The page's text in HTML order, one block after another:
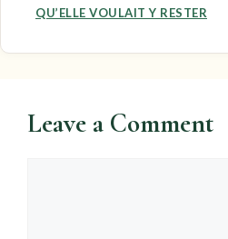
QU’ELLE VOULAIT Y RESTER
Leave a Comment